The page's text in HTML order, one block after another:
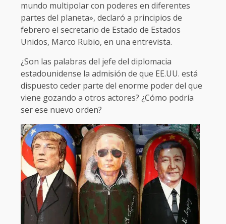
mundo multipolar con poderes en diferentes
partes del planeta», declaró a principios de
febrero el secretario de Estado de Estados
Unidos, Marco Rubio, en una entrevista.
¿Son las palabras del jefe del diplomacia
estadounidense la admisión de que EE.UU. está
dispuesto ceder parte del enorme poder del que
viene gozando a otros actores? ¿Cómo podría
ser ese nuevo orden?